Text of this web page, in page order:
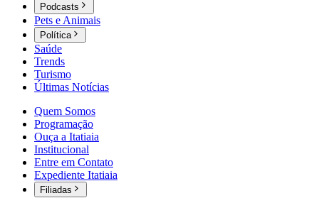
Podcasts
Pets e Animais
Política
Saúde
Trends
Turismo
Últimas Notícias
Quem Somos
Programação
Ouça a Itatiaia
Institucional
Entre em Contato
Expediente Itatiaia
Filiadas